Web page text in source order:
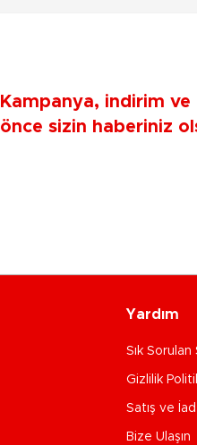
Kampanya, indirim ve
önce sizin haberiniz
Yardım
Sık Sorulan
Gizlilik
Satış ve
Bize Ulaşın